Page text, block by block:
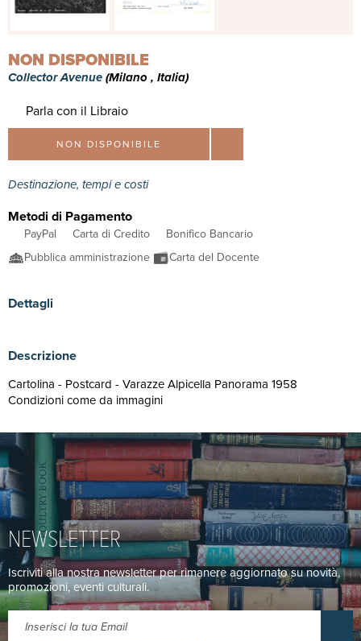
NON DISPONIBILE
Collector Avenue(Milano , Italia)
Parla con il Libraio
NON DISPONIBILE
Destinazione, tempi e costi
Metodi di Pagamento
PayPal Carta di Credito
Bonifico Bancario
Pubblica amministrazione
Carta del Docente
Dettagli
Descrizione
Cartolina - Postcard - Varazze Alpicella Panorama 1958
Condizioni come da immagini
NEWSLETTER
Iscriviti alla nostra newsletter per rimanere aggiornato su novità,
promozioni, eventi culturali.